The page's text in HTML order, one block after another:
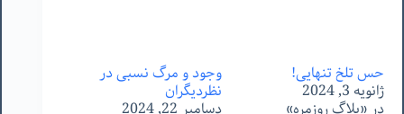
حس تلخ تنهایی!
ژانویه 3, 2024
در «بلاگ روزمره»
وجود و مرگ نسبی در
نظردیگران
دسامبر 22, 2024